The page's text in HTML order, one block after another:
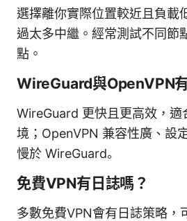
選擇離你實際位置較近且負載
過太多中繼。經常測試不同節
點。
WireGuard與OpenVPN
WireGuard 更快且更高效，適
境；OpenVPN 兼容性廣、設
慢於 WireGuard。
免費VPN有日誌嗎？
多數免費VPN會有日誌策略，